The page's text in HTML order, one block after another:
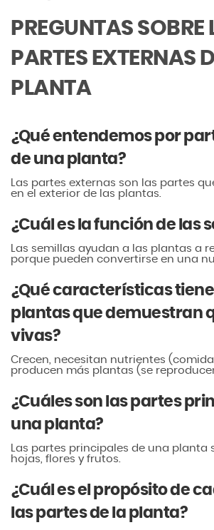
PREGUNTAS SOBRE
PARTES EXTERNAS
PLANTA
¿Qué entendemos por
de una planta?
Las partes externas son las partes
en el exterior de las plantas.
¿Cuál es la función de las
Las semillas ayudan a las plantas a
porque pueden convertirse en una
¿Qué características
plantas que demuestran
vivas?
Crecen, necesitan nutrientes
producen más plantas (se
¿Cuáles son las partes
una planta?
Las partes principales de una planta
hojas, flores y frutos.
¿Cuál es el propósito de
las partes de la planta?